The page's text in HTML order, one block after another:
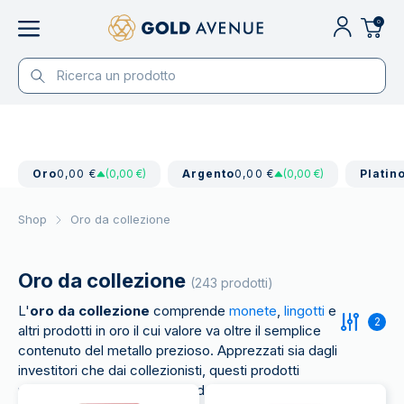
0
Oro0,00 € (0,00 €) Argento0,00 € (0,00 €)
Shop Oro da collezione
Oro da collezione (243 prodotti)
L'oro da collezione comprende monete, lingotti e
altri prodotti in oro il cui valore va oltre il semplice
contenuto del metallo prezioso. Apprezzati sia dagli
investitori che dai collezionisti, questi prodotti
uniscono al valore intrinseco del metallo prezioso,
2